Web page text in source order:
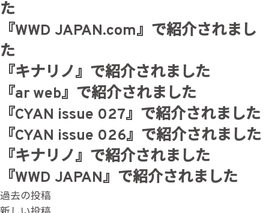
た
『WWD JAPAN.com』で紹介されまし
た
『キナリノ』で紹介されました
『ar web』で紹介されました
『CYAN issue 027』で紹介されました
『CYAN issue 026』で紹介されました
『キナリノ』で紹介されました
『WWD JAPAN』で紹介されました
投
過去の投稿